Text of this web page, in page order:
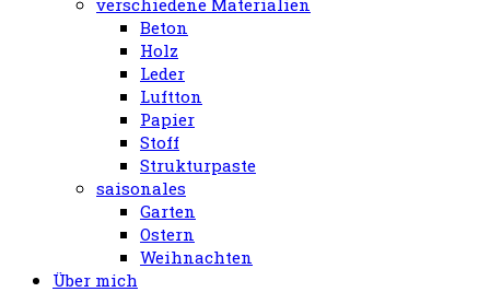
verschiedene Materialien
Beton
Holz
Leder
Luftton
Papier
Stoff
Strukturpaste
saisonales
Garten
Ostern
Weihnachten
Über mich